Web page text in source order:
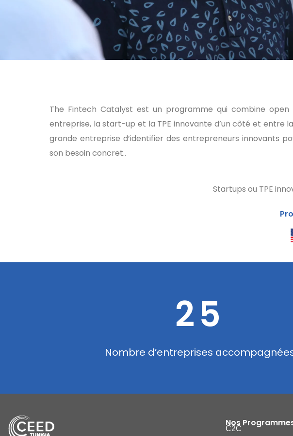
The Fintech Catalyst est un programme qui combine
entreprise, la start-up et la TPE innovante d’un côté et entre
grande entreprise d’identifier des entrepreneurs innovants
son besoin concret..
Startups ou TPE
25
Nombre d’entreprises
Nos
C2C